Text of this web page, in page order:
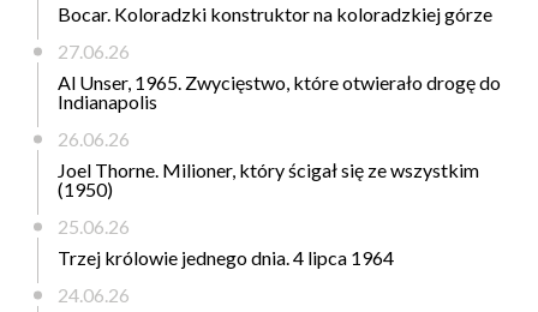
Bocar. Koloradzki konstruktor na koloradzkiej górze
27.06.26
Al Unser, 1965. Zwycięstwo, które otwierało drogę do
Indianapolis
26.06.26
Joel Thorne. Milioner, który ścigał się ze wszystkim
(1950)
25.06.26
Trzej królowie jednego dnia. 4 lipca 1964
24.06.26